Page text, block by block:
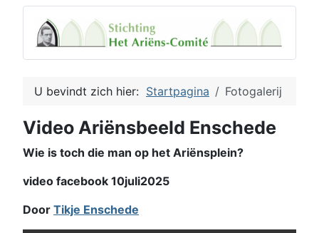
U bevindt zich hier: Startpagina Fotogalerij
Video Ariënsbeeld Enschede
Wie is toch die man op het Ariënsplein?
video facebook 10juli2025
Door Tikje Enschede